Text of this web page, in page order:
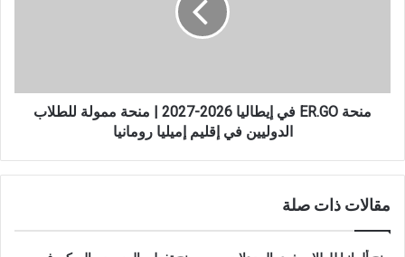
ممولة
للطلاب
إقليم
رومانيا
منحة ER.GO في إيطاليا 2026-2027 | منحة ممولة للطلاب
الدوليين في إقليم إميليا رومانيا
مقالات ذات صلة